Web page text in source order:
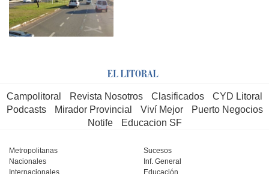
Campolitoral Revista Nosotros Clasificados
CYD Litoral
Podcasts
Mirador Provincial Viví Mejor
Puerto Negocios
Notife
Educacion SF
Metropolitanas
Nacionales
Internacionales
Sucesos
Inf. General
Educación